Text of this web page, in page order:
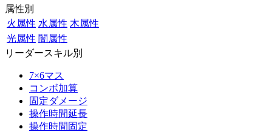
属性別
火属性 水属性 木属性
光属性 闇属性
リーダースキル別
7×6マス
コンボ加算
固定ダメージ
操作時間延長
操作時間固定